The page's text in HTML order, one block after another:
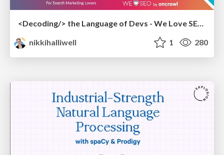
nikkihalliwell
1 280